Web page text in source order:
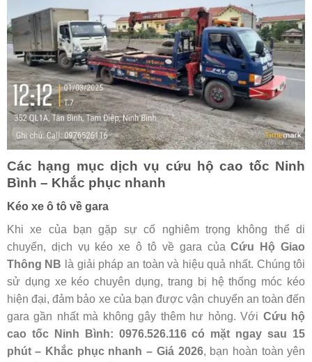
Các hạng mục dịch vụ cứu hộ cao tốc Ninh
Bình – Khắc phục nhanh
Kéo xe ô tô về gara
Khi xe của bạn gặp sự cố nghiêm trọng không thể di
chuyển, dịch vụ kéo xe ô tô về gara củaCứu Hộ Giao
Thông NB là giải pháp an toàn và hiệu quả nhất. Chúng tôi
sử dụng xe kéo chuyên dụng, trang bị hệ thống móc kéo
hiện đại, đảm bảo xe của bạn được vận chuyển an toàn đến
gara gần nhất mà không gây thêm hư hỏng. Với Cứu hộ
cao tốc Ninh Bình: 0976.526.116 có mặt ngay sau 15
phút – Khắc phục nhanh – Giá 2026, bạn hoàn toàn yên